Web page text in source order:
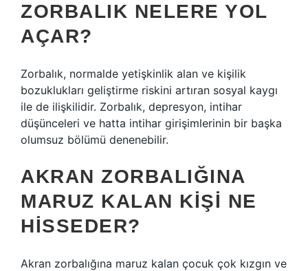
ZORBALIK NELERE YOL
AÇAR?
Zorbalık, normalde yetişkinlik alan ve kişilik
bozuklukları geliştirme riskini artıran sosyal kaygı
ile de ilişkilidir. Zorbalık, depresyon, intihar
düşünceleri ve hatta intihar girişimlerinin bir başka
olumsuz bölümü denenebilir.
AKRAN ZORBALIĞINA
MARUZ KALAN KIŞI NE
HISSEDER?
Akran zorbalığına maruz kalan çocuk çok kızgın ve